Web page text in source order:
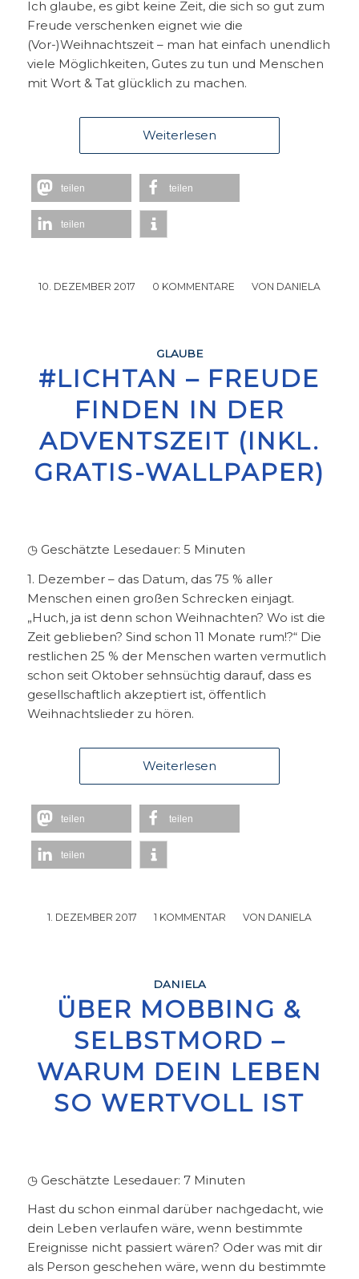
Ich glaube, es gibt keine Zeit, die sich so gut zum
Freude verschenken eignet wie die
(Vor-)Weihnachtszeit – man hat einfach unendlich
viele Möglichkeiten, Gutes zu tun und Menschen
mit Wort & Tat glücklich zu machen.
Weiterlesen
teilen teilen
teilen
10. DEZEMBER 2017
/ 0 KOMMENTARE
/ VON DANIELA
GLAUBE
#LICHTAN – FREUDE
FINDEN IN DER
ADVENTSZEIT (INKL.
GRATIS-WALLPAPER)
◷ Geschätzte Lesedauer: 5 Minuten
1. Dezember – das Datum, das 75 % aller
Menschen einen großen Schrecken einjagt.
„Huch, ja ist denn schon Weihnachten? Wo ist die
Zeit geblieben? Sind schon 11 Monate rum!?“ Die
restlichen 25 % der Menschen warten vermutlich
schon seit Oktober sehnsüchtig darauf, dass es
gesellschaftlich akzeptiert ist, öffentlich
Weihnachtslieder zu hören.
Weiterlesen
teilen teilen
teilen
1. DEZEMBER 2017
/ 1 KOMMENTAR
/ VON DANIELA
DANIELA
ÜBER MOBBING &
SELBSTMORD –
WARUM DEIN LEBEN
SO WERTVOLL IST
◷ Geschätzte Lesedauer: 7 Minuten
Hast du schon einmal darüber nachgedacht, wie
dein Leben verlaufen wäre, wenn bestimmte
Ereignisse nicht passiert wären? Oder was mit dir
als Person geschehen wäre, wenn du bestimmte